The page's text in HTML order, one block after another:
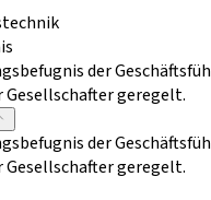
der
Gesellschafter geregelt.
der
Gesellschafter geregelt.